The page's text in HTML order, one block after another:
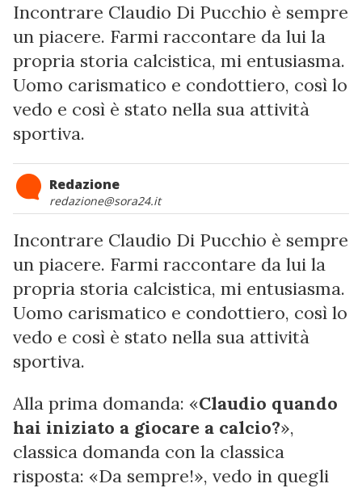
Incontrare Claudio Di Pucchio è sempre
un piacere. Farmi raccontare da lui la
propria storia calcistica, mi entusiasma.
Uomo carismatico e condottiero, così lo
vedo e così è stato nella sua attività
sportiva.
Redazione
redazione@sora24.it
Incontrare Claudio Di Pucchio è sempre
un piacere. Farmi raccontare da lui la
propria storia calcistica, mi entusiasma.
Uomo carismatico e condottiero, così lo
vedo e così è stato nella sua attività
sportiva.
Alla prima domanda: «Claudio quando
hai iniziato a giocare a calcio?»,
classica domanda con la classica
risposta: «Da sempre!», vedo in quegli